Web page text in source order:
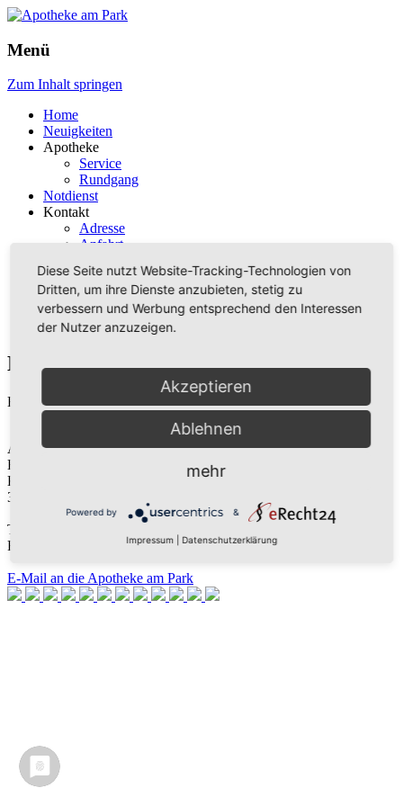
Apotheke am Park
Menü
Zum Inhalt springen
Home
Neuigkeiten
Apotheke
Service
Rundgang
Notdienst
Kontakt
Adresse
Anfahrt
Kontaktformular
Rechtliches
Impressum
Datenschutz
Home
Home
Apotheke am Park
Hermann Rohlfs e.K.
Kurhausstr. 5
31542 Bad Nenndorf
Telefon: 05723 75122
Fax: 05723 75657
E-Mail an die Apotheke am Park
Diese Seite nutzt Website-Tracking-Technologien von
Dritten, um ihre Dienste anzubieten, stetig zu
verbessern und Werbung entsprechend den Interessen
der Nutzer anzuzeigen.
Akzeptieren
Ablehnen
mehr
Powered by &
Impressum Datenschutzerklärung